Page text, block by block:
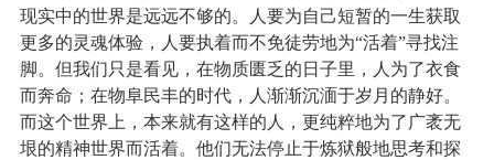
现实中的世界是远远不够的。人要为自己短暂的一生获取
更多的灵魂体验，人要执着而不免徒劳地为“活着”寻找注
脚。但我们只是看见，在物质匮乏的日子里，人为了衣食
而奔命；在物阜民丰的时代，人渐渐沉湎于岁月的静好。
而这个世界上，本来就有这样的人，更纯粹地为了广袤无
垠的精神世界而活着。他们无法停止于炼狱般地思考和探